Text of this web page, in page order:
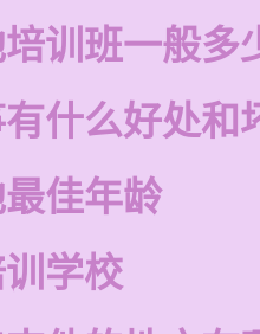
训班一般多
什么好处和
佳年龄
学校